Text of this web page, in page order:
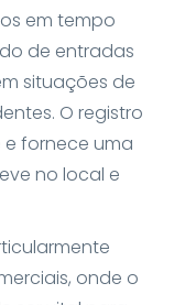
em tempo
de entradas
situações de
O registro
fornece uma
no local e
onde o